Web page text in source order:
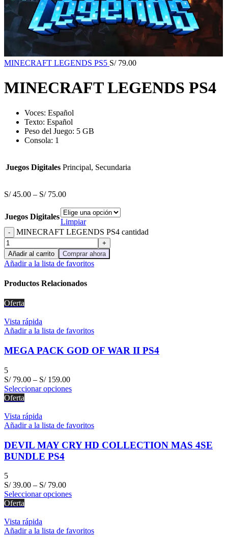
MINECRAFT LEGENDS PS5 S/79.00
MINECRAFT LEGENDS PS4
Voces: Español
Texto: Español
Peso del Juego: 5 GB
Consola: 1
Juegos Digitales Principal, Secundaria
S/45.00 – S/75.00
Juegos Digitales
Limpiar
MINECRAFT LEGENDS PS4 cantidad
Añadir al carrito Comprar ahora
Añadir a la lista de favoritos
Productos Relacionados
Oferta
Vista rápida
Añadir a la lista de favoritos
MEGA PACK GOD OF WAR II PS4
5
S/79.00 – S/159.00
Seleccionar opciones
Oferta
Vista rápida
Añadir a la lista de favoritos
DEVIL MAY CRY HD COLLECTION MAS 4SE
BUNDLE PS4
5
S/39.00 – S/79.00
Seleccionar opciones
Oferta
Vista rápida
Añadir a la lista de favoritos